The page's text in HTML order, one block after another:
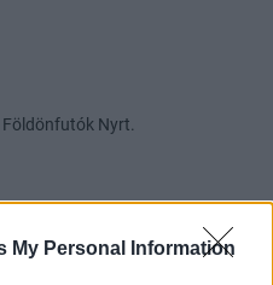
My Personal Information
Nyrt.